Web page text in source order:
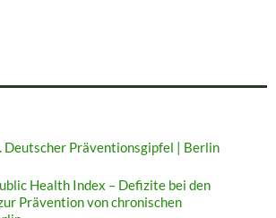
Deutscher Präventionsgipfel | Berlin
Health Index – Defizite bei den
Prävention von chronischen